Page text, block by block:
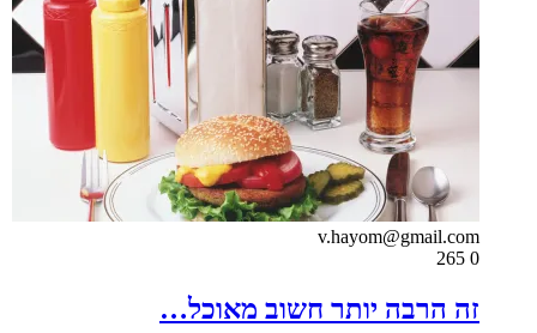
v.hayom@gmail.com
0
זה הרבה יותר חשוב מאוכל…